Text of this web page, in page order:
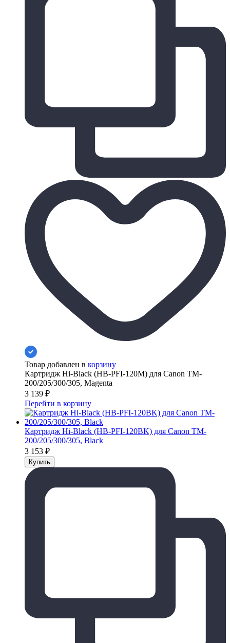
Товар добавлен в корзину
Картридж Hi-Black (HB-PFI-120M) для Canon TM-
200/205/300/305, Magenta
3 139 ₽
Перейти в корзину
Картридж Hi-Black (HB-PFI-120BK) для Canon TM-
200/205/300/305, Black
3 153 ₽